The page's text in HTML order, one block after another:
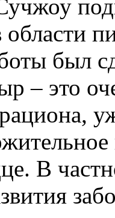
области
был
– это
В